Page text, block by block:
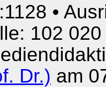
•
102
Dr.) am